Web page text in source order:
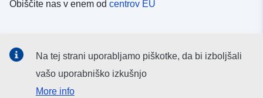
Obiščite nas v enem od centrov EU
Iskanje podružbenih medijih EU
Na tej strani uporabljamo piškotke, da bi izboljšali
vašo uporabniško izkušnjo
More info